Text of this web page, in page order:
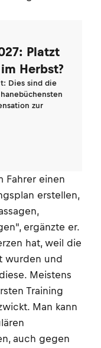
Platzt
Herbst?
Dies sind die
zur
Fahrer einen
erstellen,
ergänzte er.
hat, weil die
wurden und
Meistens
Training
Man kann
auch gegen